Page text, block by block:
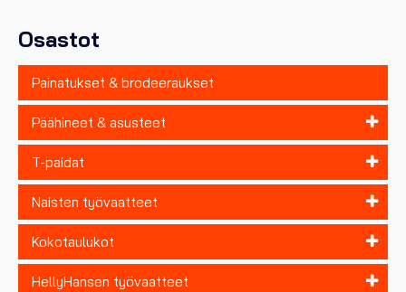
Osastot
Painatukset & brodeeraukset
Päähineet & asusteet
T-paidat
Naisten työvaatteet
Kokotaulukot
HellyHansen työvaatteet